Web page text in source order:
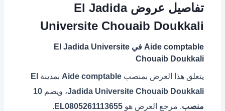
تفاصيل عروض El Jadida
Universite Chouaib Doukkali
Aide comptable في El Jadida Universite
Chouaib Doukkali
يتعلق هذا العرض بمنصب Aide comptable بمدينة El
Jadida Universite Chouaib Doukkali، ويضم 10
منصب. مرجع العرض هو EL0805261113655
.